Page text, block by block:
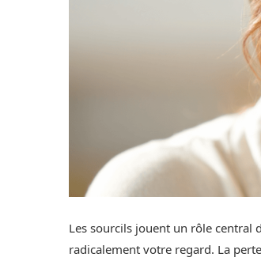
Les sourcils jouent un rôle central
radicalement votre regard. La